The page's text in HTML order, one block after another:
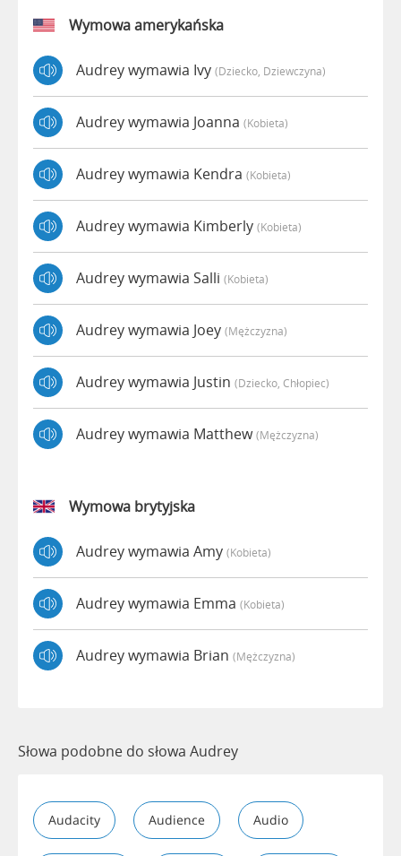
Wymowa amerykańska
Audrey wymawia Ivy (dziecko, Dziewczyna)
Audrey wymawia Joanna (kobieta)
Audrey wymawia Kendra (kobieta)
Audrey wymawia Kimberly (kobieta)
Audrey wymawia Salli (kobieta)
Audrey wymawia Joey (mężczyzna)
Audrey wymawia Justin (dziecko, Chłopiec)
Audrey wymawia Matthew(mężczyzna)
Wymowa brytyjska
Audrey wymawia Amy (kobieta)
Audrey wymawia Emma (kobieta)
Audrey wymawia Brian (mężczyzna)
Słowa podobne do słowa Audrey
Audacity Audience Audio